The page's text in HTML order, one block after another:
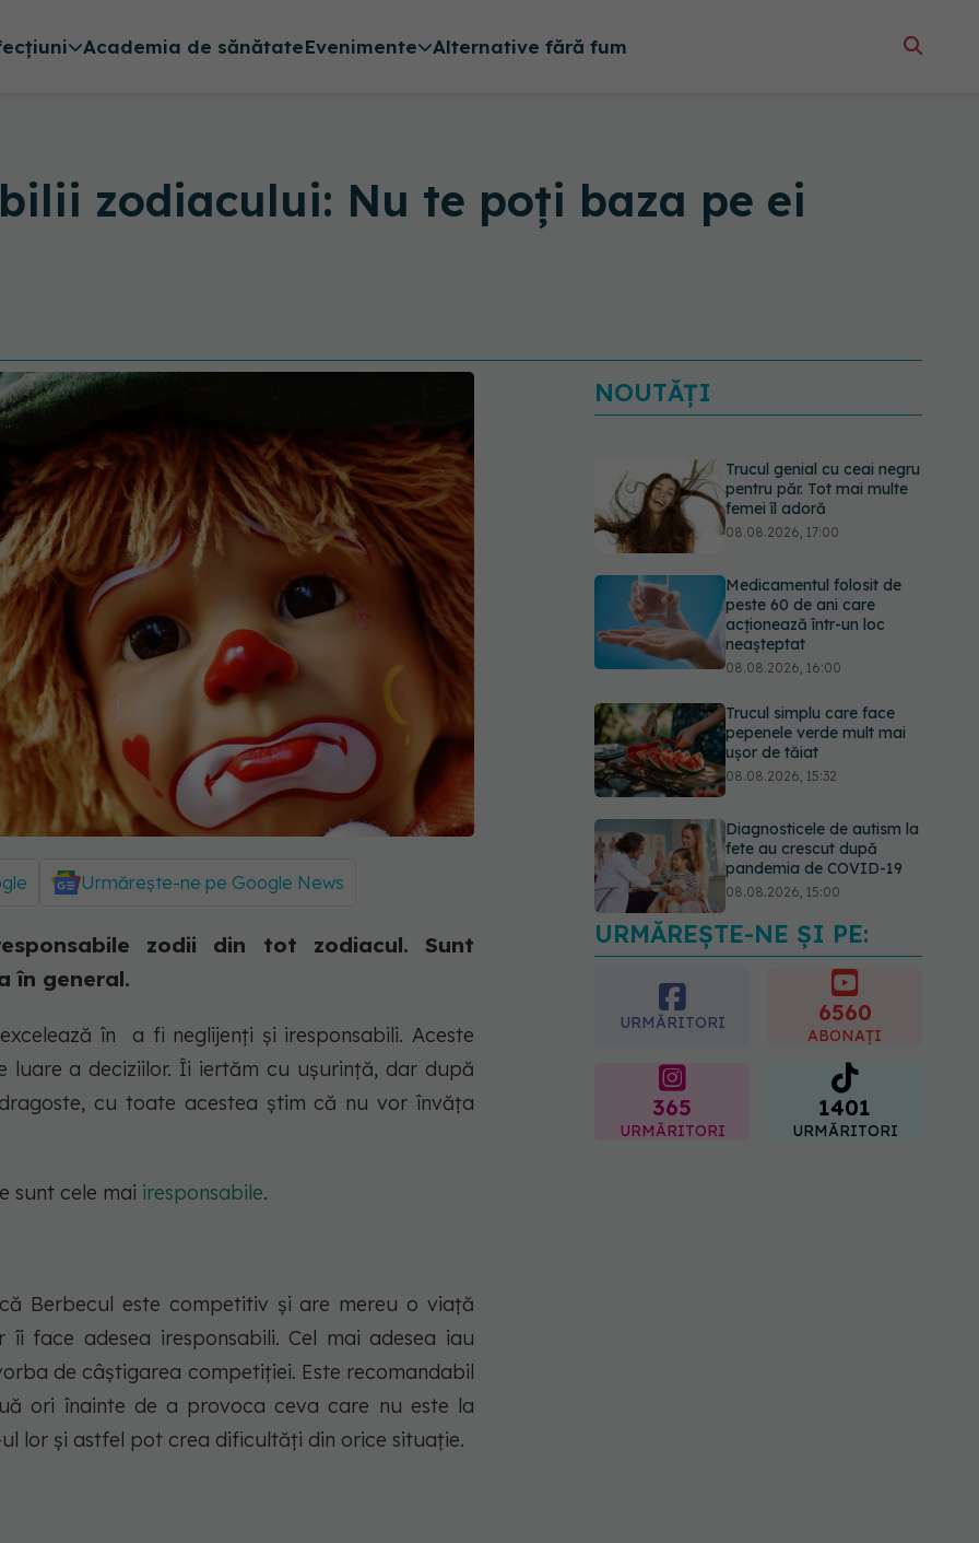
Academia de sănătateEvenimente Alternative fără fum
zodiacului: Nu te poți baza pe ei
Urmărește-ne pe Google News
zodii din tot zodiacul. Sunt
în general.
în a fi neglijenți și iresponsabili. Aceste
luare a deciziilor. Îi iertăm cu ușurință, dar după
cu toate acestea știm că nu vor învăța
sunt cele mai iresponsabile.
Berbecul este competitiv și are mereu o viață
face adesea iresponsabili. Cel mai adesea iau
de câștigarea competiției. Este recomandabil
ori înainte de a provoca ceva care nu este la
lor și astfel pot crea dificultăți din orice situație.
NOUTĂȚI
Trucul genial cu ceai negru
pentru păr. Tot mai multe
femei îl adoră
08.08.2026, 17:00
Medicamentul folosit de
peste 60 de ani care
acționează într-un loc
neașteptat
08.08.2026, 16:00
Trucul simplu care face
pepenele verde mult mai
ușor de tăiat
08.08.2026, 15:32
Diagnosticele de autism la
fete au crescut după
pandemia de COVID-19
08.08.2026, 15:00
Microplasticele pot
traversa bariera
placentară și modifica
08.08.2026, 18:00
URMĂREȘTE-NE ȘI PE:
URMĂRITORI 6560
ABONAȚI
365
URMĂRITORI
1401
URMĂRITORI